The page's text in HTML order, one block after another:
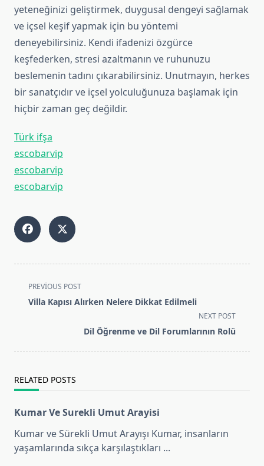
yeteneğinizi geliştirmek, duygusal dengeyi sağlamak
ve içsel keşif yapmak için bu yöntemi
deneyebilirsiniz. Kendi ifadenizi özgürce
keşfederken, stresi azaltmanın ve ruhunuzu
beslemenin tadını çıkarabilirsiniz. Unutmayın, herkes
bir sanatçıdır ve içsel yolculuğunuza başlamak için
hiçbir zaman geç değildir.
Türk ifşa
escobarvip
escobarvip
escobarvip
<span
class="nav-
text">Page</span>
PREVIOUS POST
Villa Kapısı Alırken Nelere Dikkat Edilmeli
NEXT POST
Dil Öğrenme ve Dil Forumlarının Rolü
RELATED POSTS
Kumar Ve Surekli Umut Arayisi
Kumar ve Sürekli Umut Arayışı Kumar, insanların
yaşamlarında sıkça karşılaştıkları ...